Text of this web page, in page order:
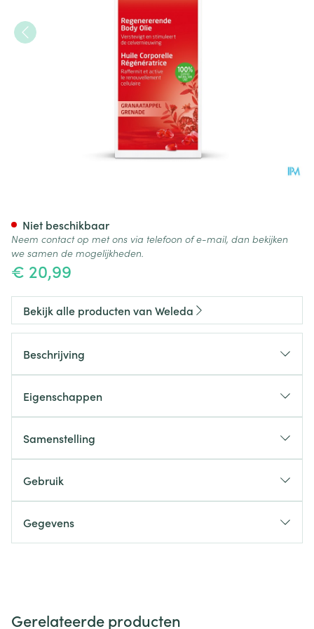
€ 20,99
Niet beschikbaar
Neem contact op met ons via telefoon of e-mail, dan bekijken
we samen de mogelijkheden.
Bekijk alle producten van Weleda
Beschrijving
Eigenschappen
Samenstelling
Gebruik
Gegevens
Gerelateerde producten